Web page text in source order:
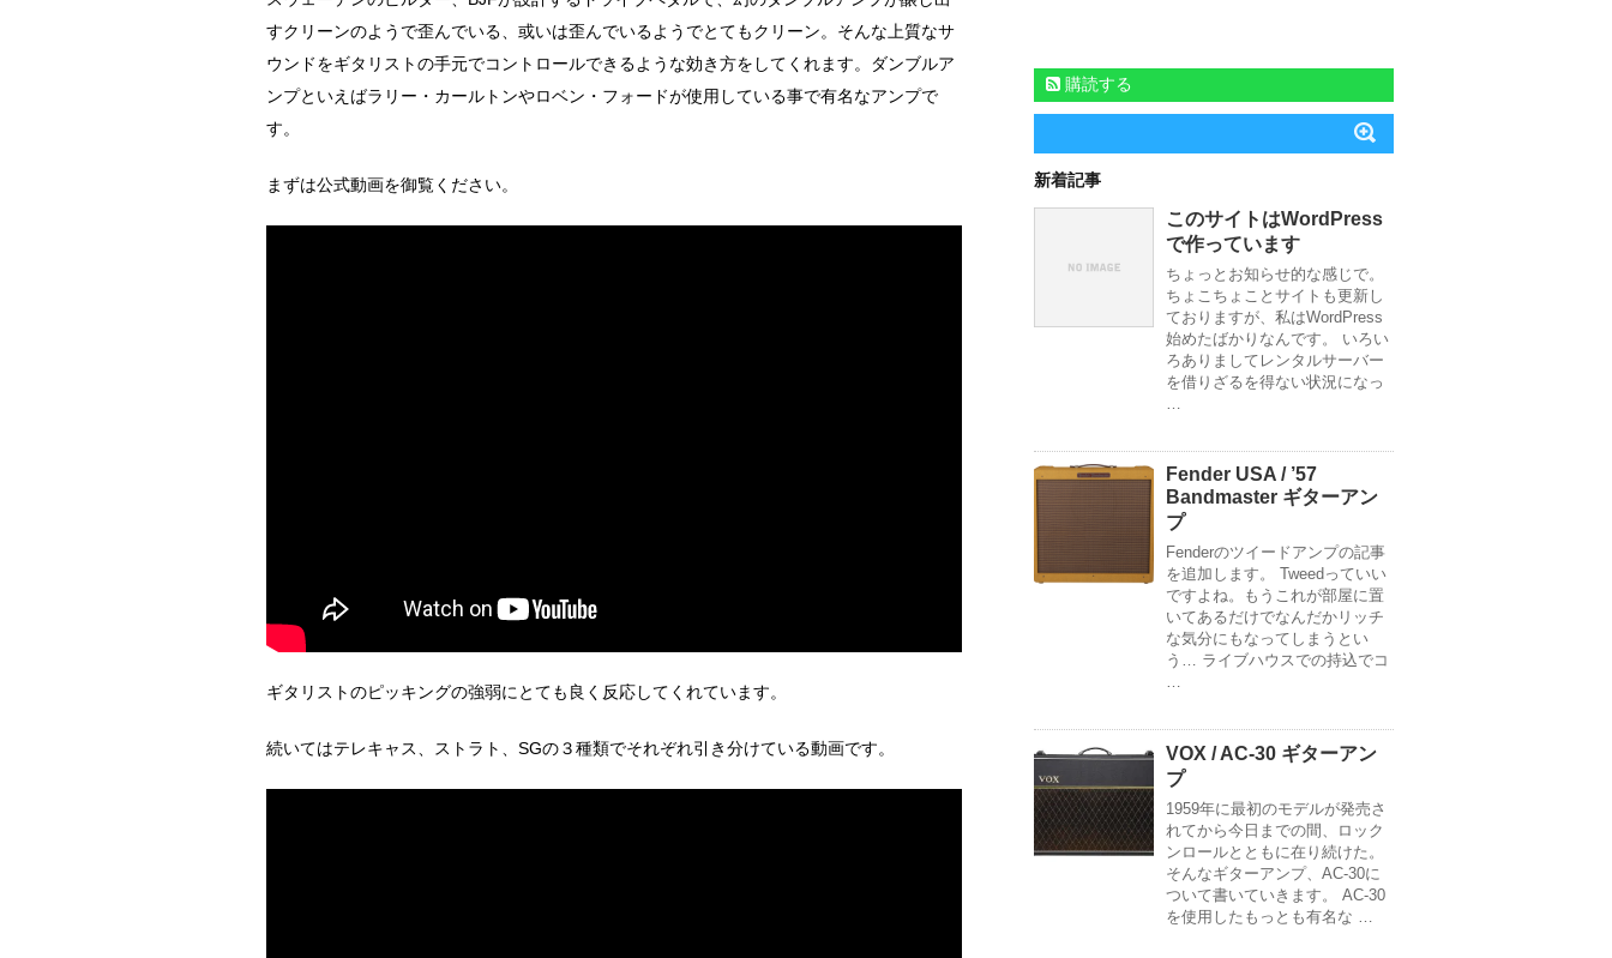
すクリーンのようで歪んでいる、或いは歪んでいるようでとてもクリーン。そんな上質なサ
ウンドをギタリストの手元でコントロールできるような効き方をしてくれます。ダンブルア
ンプといえばラリー・カールトンやロベン・フォードが使用している事で有名なアンプで
す。
まずは公式動画を御覧ください。
ギタリストのピッキングの強弱にとても良く反応してくれています。
続いてはテレキャス、ストラト、SGの３種類でそれぞれ引き分けている動画です。
購読する
新着記事
このサイトはWordPress
で作っています
ちょっとお知らせ的な感じで。
ちょこちょことサイトも更新し
ておりますが、私はWordPress
始めたばかりなんです。 いろい
ろありましてレンタルサーバー
を借りざるを得ない状況になっ
Fender USA / ’57
Bandmaster ギターアン
プ
Fenderのツイードアンプの記事
を追加します。 Tweedっていい
ですよね。もうこれが部屋に置
いてあるだけでなんだかリッチ
な気分にもなってしまうとい
う… ライブハウスでの持込でコ
VOX / AC-30 ギターアン
プ
1959年に最初のモデルが発売さ
れてから今日までの間、ロック
ンロールとともに在り続けた。
そんなギターアンプ、AC-30に
ついて書いていきます。 AC-30
を使用したもっとも有名な …